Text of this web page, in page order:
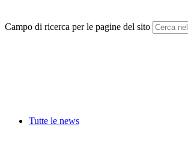
Campo di ricerca per le pagine del sito
Tutte le news